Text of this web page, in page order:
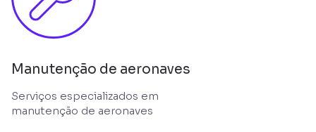
Manutenção de aeronaves
Serviços especializados em
manutenção de aeronaves